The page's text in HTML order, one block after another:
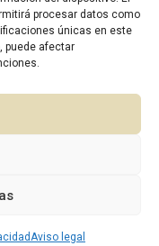
procesar datos como
únicas en este
puede afectar
Aviso legal